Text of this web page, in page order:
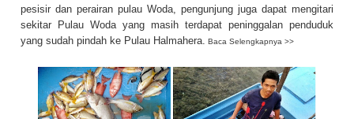
pesisir dan perairan pulau Woda, pengunjung juga dapat mengitari
sekitar Pulau Woda yang masih terdapat peninggalan penduduk
yang sudah pindah ke Pulau Halmahera.
Baca Selengkapnya >>